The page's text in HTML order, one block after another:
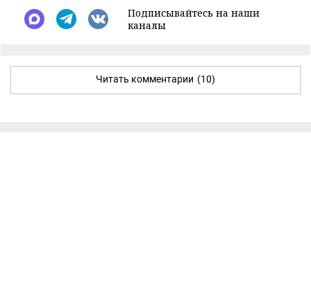
Подписывайтесь на наши
каналы
Читать комментарии (10)